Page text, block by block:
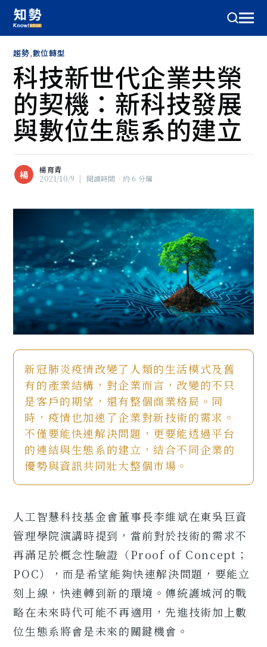
趨勢,數位轉型
科技新世代企業共榮
的契機：新科技發展
與數位生態系的建立
楊
楊育青
2021/10/9 | 閱讀時間‧約 6 分鐘
新冠肺炎疫情改變了人類的生活模式及舊
有的產業結構，對企業而言，改變的不只
是客戶的期望，還有整個商業格局。同
時，疫情也加速了企業對新技術的需求。
不僅要能快速解決問題，更要能透過平台
的連結與生態系的建立，結合不同企業的
優勢與資訊共同壯大整個市場。
人工智慧科技基金會董事長李維斌在東吳巨資
管理學院演講時提到，當前對於技術的需求不
再滿足於概念性驗證（Proof of Concept；
POC），而是希望能夠快速解決問題，要能立
刻上線，快速轉到新的環境。傳統護城河的戰
略在未來時代可能不再適用，先進技術加上數
位生態系將會是未來的關鍵機會。